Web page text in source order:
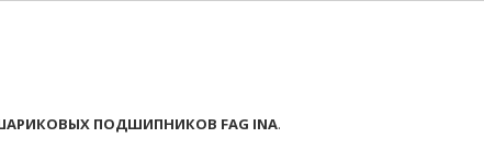
ПОДШИПНИКОВ FAG INA.